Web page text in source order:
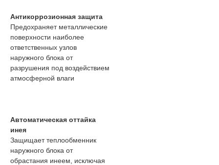
Антикоррозионная защита
Предохраняет металлические
поверхности наиболее
ответственных узлов
наружного блока от
разрушения под воздействием
атмосферной влаги
Автоматическая оттайка
инея
Защищает теплообменник
наружного блока от
обрастания инеем, исключая